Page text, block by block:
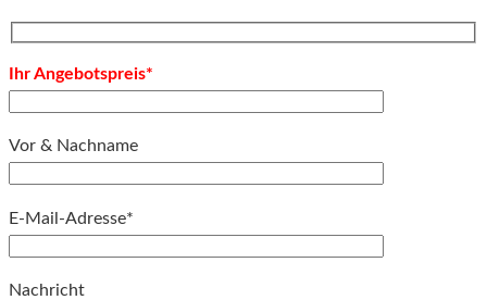
Ihr Angebotspreis*
Vor & Nachname
E-Mail-Adresse*
Nachricht